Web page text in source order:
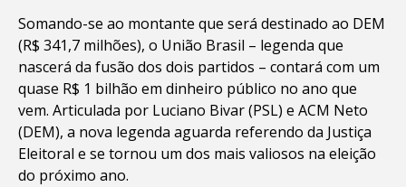
Somando-se ao montante que será destinado ao DEM
(R$ 341,7 milhões), o União Brasil – legenda que
nascerá da fusão dos dois partidos – contará com um
quase R$ 1 bilhão em dinheiro público no ano que
vem. Articulada por Luciano Bivar (PSL) e ACM Neto
(DEM), a nova legenda aguarda referendo da Justiça
Eleitoral e se tornou um dos mais valiosos na eleição
do próximo ano.